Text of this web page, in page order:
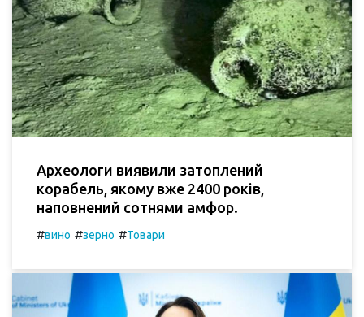
Археологи виявили затоплений
корабель, якому вже 2400 років,
наповнений сотнями амфор.
#вино #зерно #Товари